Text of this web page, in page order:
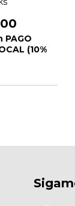
PAGO
(10%